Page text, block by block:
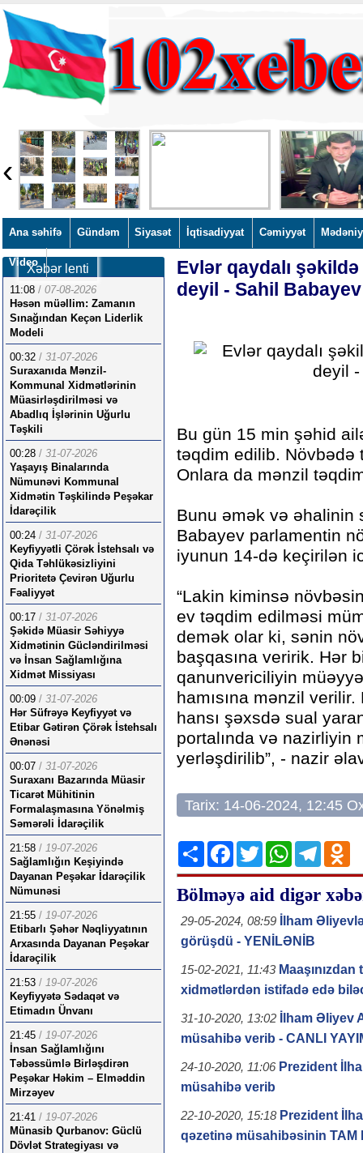
‹
Ana səhifə Gündəm Siyasət İqtisadiyyat Cəmiyyət
VideoXəbər lenti
11:08 / 07-08-2026
Həsən müəllim: Zamanın
Sınağından Keçən Liderlik
Modeli
00:32 / 31-07-2026
Suraxanıda Mənzil-
Kommunal Xidmətlərinin
Müasirləşdirilməsi və
Abadlıq İşlərinin Uğurlu
Təşkili
00:28 / 31-07-2026
Yaşayış Binalarında
Nümunəvi Kommunal
Xidmətin Təşkilində Peşəkar
İdarəçilik
00:24 / 31-07-2026
Keyfiyyətli Çörək İstehsalı və
Qida Təhlükəsizliyini
Prioritetə Çevirən Uğurlu
Fəaliyyət
00:17 / 31-07-2026
Şəkidə Müasir Səhiyyə
Xidmətinin Gücləndirilməsi
və İnsan Sağlamlığına
Xidmət Missiyası
00:09 / 31-07-2026
Hər Süfrəyə Keyfiyyət və
Etibar Gətirən Çörək İstehsalı
Ənənəsi
00:07 / 31-07-2026
Suraxanı Bazarında Müasir
Ticarət Mühitinin
Formalaşmasına Yönəlmiş
Səmərəli İdarəçilik
21:58 / 19-07-2026
Sağlamlığın Keşiyində
Dayanan Peşəkar İdarəçilik
Nümunəsi
21:55 / 19-07-2026
Etibarlı Şəhər Nəqliyyatının
Arxasında Dayanan Peşəkar
İdarəçilik
21:53 / 19-07-2026
Keyfiyyətə Sədaqət və
Etimadın Ünvanı
21:45 / 19-07-2026
İnsan Sağlamlığını
Təbəssümlə Birləşdirən
Peşəkar Həkim – Elməddin
Mirzəyev
21:41 / 19-07-2026
Münasib Qurbanov: Güclü
Dövlət Strategiyası və
Evlər qaydalı
deyil - Sahil Babayev
Bu gün 15 min şəhid
təqdim edilib. Növbədə
Onlara da mənzil
Bunu əmək və əhalinin
Babayev parlamentin
iyunun 14-də keçirilən
“Lakin kiminsə
ev təqdim edilməsi
demək olar ki, sənin
başqasına veririk. Hər
qanunvericiliyin
hamısına mənzil
hansı şəxsdə sual
portalında və nazirliyin
yerləşdirilib”, - nazir
Tarix: 14-06-2024, 12:45
ShareFacebook
TwitterWhatsApp
Bölməyə aid digər
29-05-2024, 08:59 İlham
görüşdü - YENİLƏNİB
15-02-2021, 11:43
xidmətlərdən istifadə edə
31-10-2020, 13:02 İlham Əliyev
müsahibə verib - CANLI
24-10-2020, 11:06 Prezident
müsahibə verib
22-10-2020, 15:18 Prezident
qəzetinə müsahibəsinin TAM